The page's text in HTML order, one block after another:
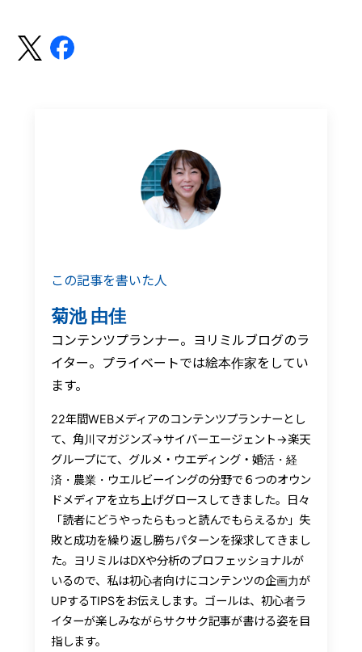
この記事を書いた人
菊池 由佳
コンテンツプランナー。ヨリミルブログのラ
イター。プライベートでは絵本作家をしてい
ます。
22年間WEBメディアのコンテンツプランナーとし
て、角川マガジンズ→サイバーエージェント→楽天
グループにて、グルメ・ウエディング・婚活・経
済・農業・ウエルビーイングの分野で６つのオウン
ドメディアを立ち上げグロースしてきました。日々
「読者にどうやったらもっと読んでもらえるか」失
敗と成功を繰り返し勝ちパターンを探求してきまし
た。ヨリミルはDXや分析のプロフェッショナルが
いるので、私は初心者向けにコンテンツの企画力が
UPするTIPSをお伝えします。ゴールは、初心者ラ
イターが楽しみながらサクサク記事が書ける姿を目
指します。